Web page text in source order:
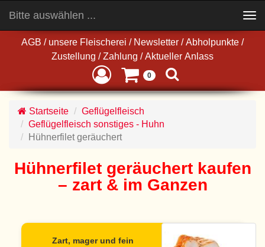
AGB / unsere Fleischerei / Newsletter / Abholpunkte /
Zustellung / Zahlung / Aktueller Anlass
0
Bitte auswählen ...
navigation
Startseite
Geflügelfleisch
Geflügelfleisch sonstiges - Huhn
Hühnerfilet geräuchert
Hühnerfilet geräuchert kaufen
– zart & im Ganzen
Zart, mager und fein